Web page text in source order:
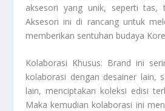
aksesori yang unik, seperti tas,
Aksesori ini di rancang untuk
memberikan sentuhan budaya
Kolaborasi Khusus: Brand ini
kolaborasi dengan desainer lain,
lain, menciptakan koleksi edisi
Maka kemudian kolaborasi ini